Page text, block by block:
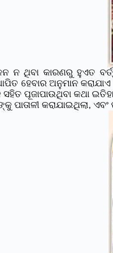
ଥିବା କାରଣରୁ ହୁଏତ
ହେବାର ଅନୁମାନ
ପୂଜାପାଉଥିବା କଥା
କରାଯାଇଥିଲା, ଏବଂ